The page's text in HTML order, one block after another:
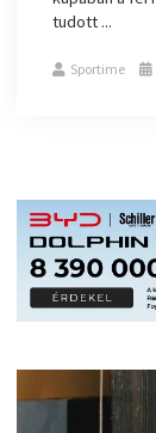
tudott ...
Sportime